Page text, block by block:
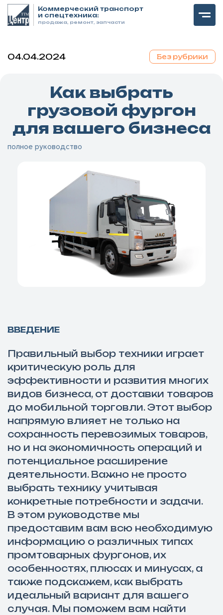
Коммерческий транспорт
и спецтехника:
продажа, ремонт, запчасти
04.04.2024 Без рубрики
Как выбрать
грузовой фургон
для вашего бизнеса
полное руководство
ВВЕДЕНИЕ
Правильный выбор техники играет
критическую роль для
эффективности и развития многих
видов бизнеса, от доставки товаров
до мобильной торговли. Этот выбор
напрямую влияет не только на
сохранность перевозимых товаров,
но и на экономичность операций и
потенциальное расширение
деятельности. Важно не просто
выбрать технику учитывая
конкретные потребности и задачи.
В этом руководстве мы
предоставим вам всю необходимую
информацию о различных типах
промтоварных фургонов, их
особенностях, плюсах и минусах, а
также подскажем, как выбрать
идеальный вариант для вашего
случая. Мы поможем вам найти